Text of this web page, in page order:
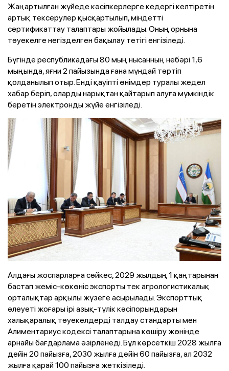
Жаңартылған жүйеде кәсіпкерлерге кедергі келтіретін
артық тексерулер қысқартылып, міндетті
сертификаттау талаптары жойылады. Оның орнына
тәуекелге негізделген бақылау тетігі енгізіледі.
Бүгінде республикадағы 80 мың нысанның небәрі 1,6
мыңында, яғни 2 пайызында ғана мұндай тәртіп
қолданылып отыр. Енді қауіпті өнімдер туралы жедел
хабар беріп, оларды нарықтан қайтарып алуға мүмкіндік
беретін электронды жүйе енгізіледі.
Алдағы жоспарларға сәйкес, 2029 жылдың 1 қаңтарынан
бастап жеміс-көкөніс экспорты тек агрологистикалық
орталықтар арқылы жүзеге асырылады. Экспорттық
әлеуеті жоғары ірі азық-түлік кәсіпорындарын
халықаралық тәуекелдерді талдау стандарты мен
Алиментариус кодексі талаптарына көшіру жөнінде
арнайы бағдарлама әзірленеді. Бұл көрсеткіш 2028 жылға
дейін 20 пайызға, 2030 жылға дейін 60 пайызға, ал 2032
жылға қарай 100 пайызға жеткізіледі.